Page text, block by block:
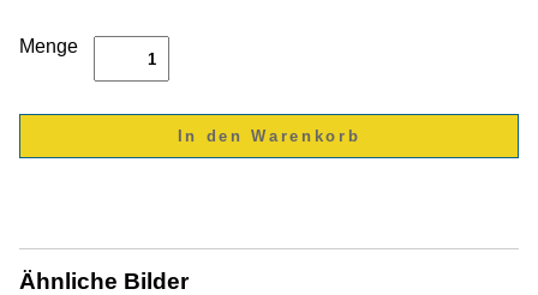
Menge
Ähnliche Bilder